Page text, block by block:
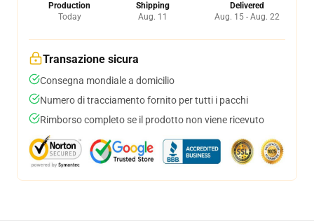
Production
Today
Shipping
Aug. 11
Delivered
Aug. 15 - Aug. 22
Transazione sicura
Consegna mondiale a domicilio
Numero di tracciamento fornito per tutti i pacchi
Rimborso completo se il prodotto non viene ricevuto